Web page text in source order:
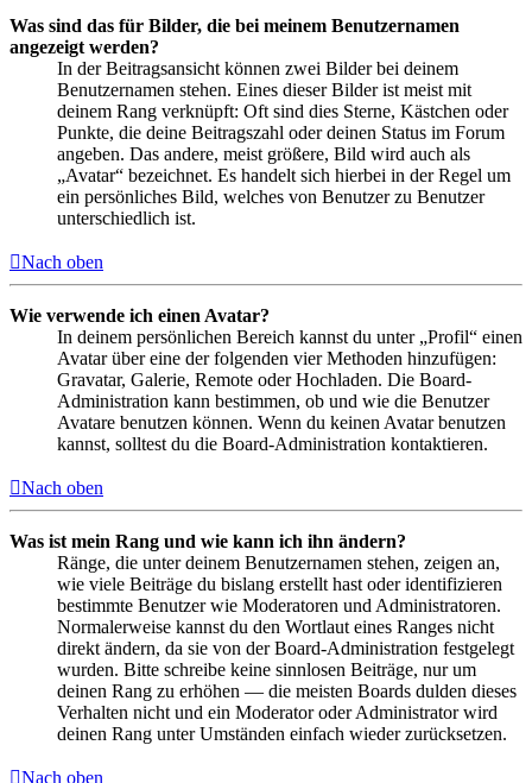
Was sind das für Bilder, die bei meinem Benutzernamen
angezeigt werden?
In der Beitragsansicht können zwei Bilder bei deinem
Benutzernamen stehen. Eines dieser Bilder ist meist mit
deinem Rang verknüpft: Oft sind dies Sterne, Kästchen oder
Punkte, die deine Beitragszahl oder deinen Status im Forum
angeben. Das andere, meist größere, Bild wird auch als
„Avatar“ bezeichnet. Es handelt sich hierbei in der Regel um
ein persönliches Bild, welches von Benutzer zu Benutzer
unterschiedlich ist.
Nach oben
Wie verwende ich einen Avatar?
In deinem persönlichen Bereich kannst du unter „Profil“ einen
Avatar über eine der folgenden vier Methoden hinzufügen:
Gravatar, Galerie, Remote oder Hochladen. Die Board-
Administration kann bestimmen, ob und wie die Benutzer
Avatare benutzen können. Wenn du keinen Avatar benutzen
kannst, solltest du die Board-Administration kontaktieren.
Nach oben
Was ist mein Rang und wie kann ich ihn ändern?
Ränge, die unter deinem Benutzernamen stehen, zeigen an,
wie viele Beiträge du bislang erstellt hast oder identifizieren
bestimmte Benutzer wie Moderatoren und Administratoren.
Normalerweise kannst du den Wortlaut eines Ranges nicht
direkt ändern, da sie von der Board-Administration festgelegt
wurden. Bitte schreibe keine sinnlosen Beiträge, nur um
deinen Rang zu erhöhen — die meisten Boards dulden dieses
Verhalten nicht und ein Moderator oder Administrator wird
deinen Rang unter Umständen einfach wieder zurücksetzen.
Nach oben